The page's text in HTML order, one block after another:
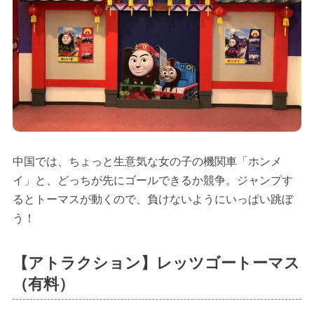
中国では、ちょっと生意気な女の子の機関車「ホンメ
イ」と、どっちが先にゴールできるか競争。ジャンプす
るとトーマスが動くので、負けないようにいっぱい跳ぼ
う！
【アトラクション】レッツゴートーマス
（有料）